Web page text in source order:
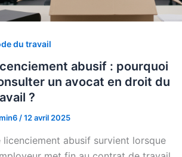
du travail
abusif : pourquoi
un avocat en droit du
?
/12 avril 2025
licenciement abusif survient lorsque